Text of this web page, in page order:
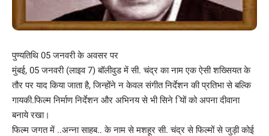
पुण्यतिथि 05 जनवरी के अवसर पर
मुंबई, 05 जनवरी (लाइव 7) बॉलीवुड में सी. चंद्र का नाम एक ऐसी शख्सियत के
तौर पर याद किया जाता है, जिन्होंने न केवल संगीत निर्देशन की प्रतिभा से बल्कि
गायकी.फिल्म निर्माण निर्देशन और अभिनय से भी सिने ियों को अपना दीवाना
बनाये रखा।
फिल्म जगत में ..अन्ना साहब.. के नाम से मशहूर सी. चंद्र से फिल्मों से जुड़ी कोई